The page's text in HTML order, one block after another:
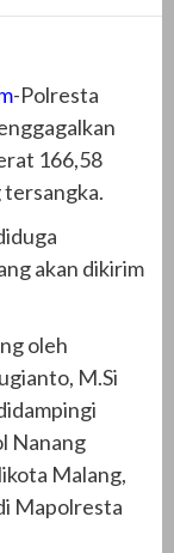
-Polresta
166,58
tersangka.
akan dikirim
oleh
M.Si
Nanang
Malang,
Mapolresta